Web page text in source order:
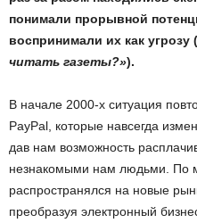
понимали прорывной
воспринимали их как угрозу (
читать газеты?»).
В начале 2000-х ситуация
PayPal, которые навсегда
дав нам возможность
незнакомыми нам людьми. По
распространялся на новые
преобразуя электронный